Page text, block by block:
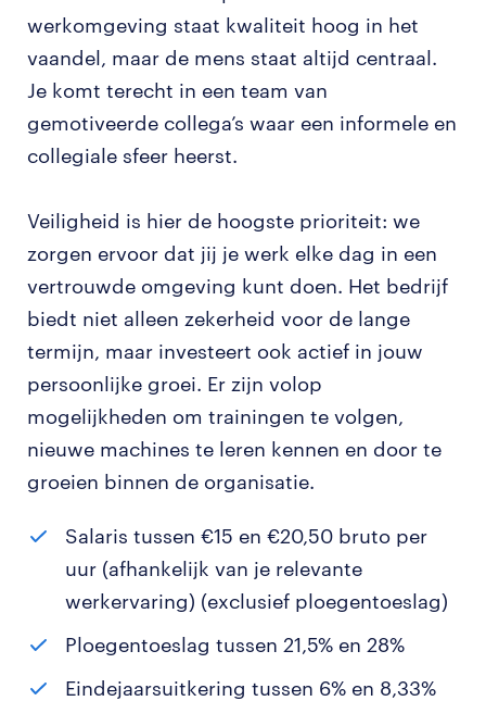
werkomgeving staat kwaliteit hoog in het
vaandel, maar de mens staat altijd centraal.
Je komt terecht in een team van
gemotiveerde collega’s waar een informele en
collegiale sfeer heerst.
Veiligheid is hier de hoogste prioriteit: we
zorgen ervoor dat jij je werk elke dag in een
vertrouwde omgeving kunt doen. Het bedrijf
biedt niet alleen zekerheid voor de lange
termijn, maar investeert ook actief in jouw
persoonlijke groei. Er zijn volop
mogelijkheden om trainingen te volgen,
nieuwe machines te leren kennen en door te
groeien binnen de organisatie.
Salaris tussen €15 en €20,50 bruto per
uur (afhankelijk van je relevante
werkervaring) (exclusief ploegentoeslag)
Ploegentoeslag tussen 21,5% en 28%
Eindejaarsuitkering tussen 6% en 8,33%